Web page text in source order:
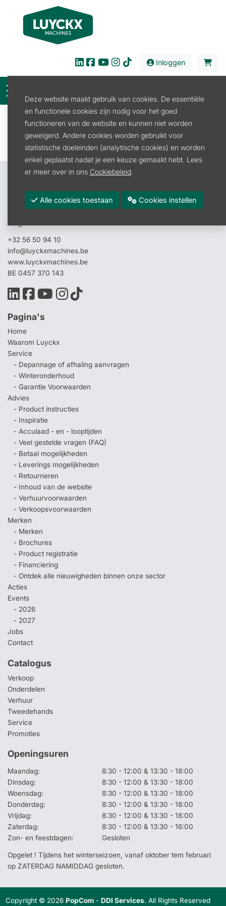
Inloggen
Filter
Contacteer ons
Luyckx Machines BV
Roeselarestraat 4A
+32 56 50 94 10
info@luyckxmachines.be
www.luyckxmachines.be
BE 0457 370 143
Pagina's
Home
Waarom Luyckx
Service
- Depannage of afhaling aanvragen
- Winteronderhoud
- Garantie Voorwaarden
Advies
- Product instructies
- Inspiratie
- Acculaad - en - looptijden
- Veel gestelde vragen (FAQ)
- Betaal mogelijkheden
- Leverings mogelijkheden
- Retourneren
- Inhoud van de website
- Verhuurvoorwaarden
- Verkoopsvoorwaarden
Merken
- Merken
- Brochures
- Product registratie
- Financiering
- Ontdek alle nieuwigheden binnen onze sector
Acties
Events
- 2026
- 2027
Jobs
Contact
Catalogus
Verkoop
Onderdelen
Verhuur
Tweedehands
Service
Promoties
Openingsuren
Maandag:
8:30 - 12:00 & 13:30 - 18:00
Dinsdag:
8:30 - 12:00 & 13:30 - 18:00
Woensdag:
8:30 - 12:00 & 13:30 - 18:00
Donderdag:
8:30 - 12:00 & 13:30 - 18:00
Vrijdag:
8:30 - 12:00 & 13:30 - 18:00
Zaterdag:
8:30 - 12:00 & 13:30 - 16:00
Zon- en feestdagen:
Gesloten
Opgelet ! Tijdens het winterseizoen, vanaf oktober tem februari
op ZATERDAG NAMIDDAG gesloten.
Copyright © 2026PopCom -DDI Services. All Rights Reserved
Deze website maakt gebruik van cookies. De essentiële
en functionele cookies zijn nodig voor het goed
functioneren van de website en kunnen niet worden
geweigerd. Andere cookies worden gebruikt voor
statistische doeleinden (analytische cookies) en worden
enkel geplaatst nadat je een keuze gemaakt hebt. Lees
er meer over in ons Cookiebeleid.
Alle cookies toestaan Cookies instellen